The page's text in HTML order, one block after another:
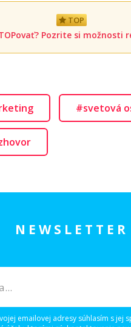
TOP
Pozrite si možnosti
#svetová
NEWSLETTER
emailovej adresy súhlasím s jej